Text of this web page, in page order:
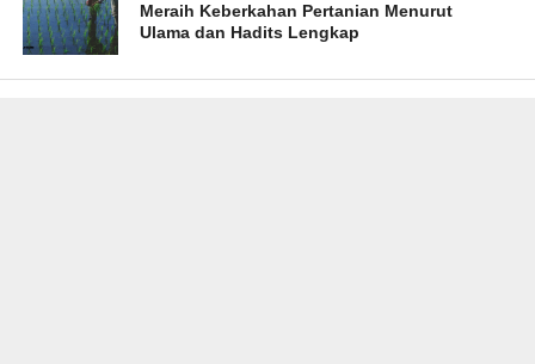
Meraih Keberkahan Pertanian Menurut
Ulama dan Hadits Lengkap